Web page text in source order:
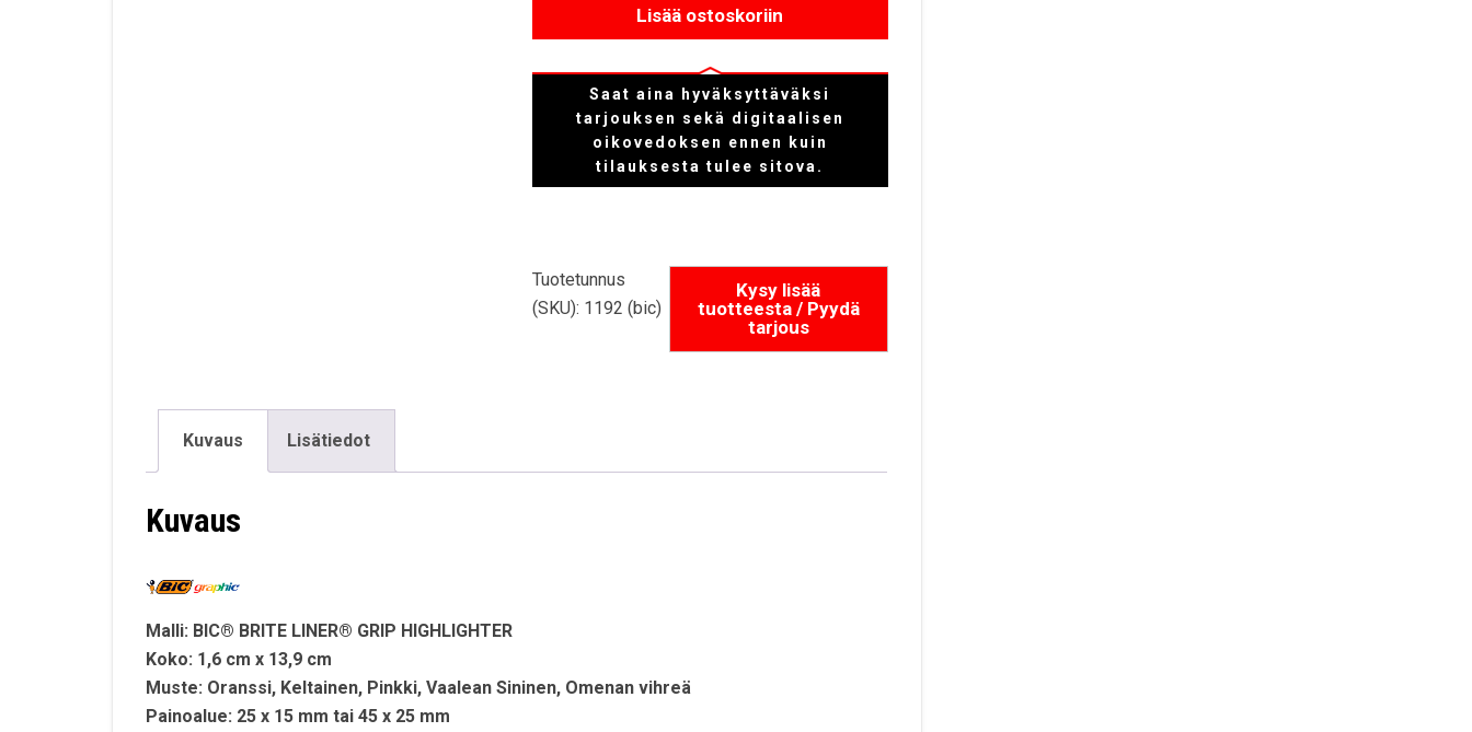
Lisää ostoskoriin
Saat aina hyväksyttäväksi
tarjouksen sekä digitaalisen
oikovedoksen ennen kuin
tilauksesta tulee sitova.
Tuotetunnus
(SKU): 1192 (bic)
Kuvaus Lisätiedot
Kuvaus
Malli: BIC® BRITE LINER® GRIP HIGHLIGHTER
Koko: 1,6 cm x 13,9 cm
Muste: Oranssi, Keltainen, Pinkki, Vaalean Sininen, Omenan vihreä
Painoalue: 25 x 15 mm tai 45 x 25 mm